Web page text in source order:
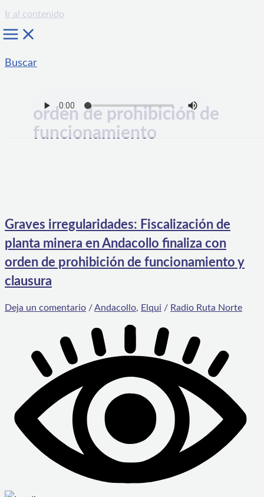
Ir al contenido
Buscar
orden de prohibición de
funcionamiento
Graves irregularidades: Fiscalización de
planta minera en Andacollo finaliza con
orden de prohibición de funcionamiento y
clausura
Deja un comentario /Andacollo, Elqui / Radio Ruta Norte